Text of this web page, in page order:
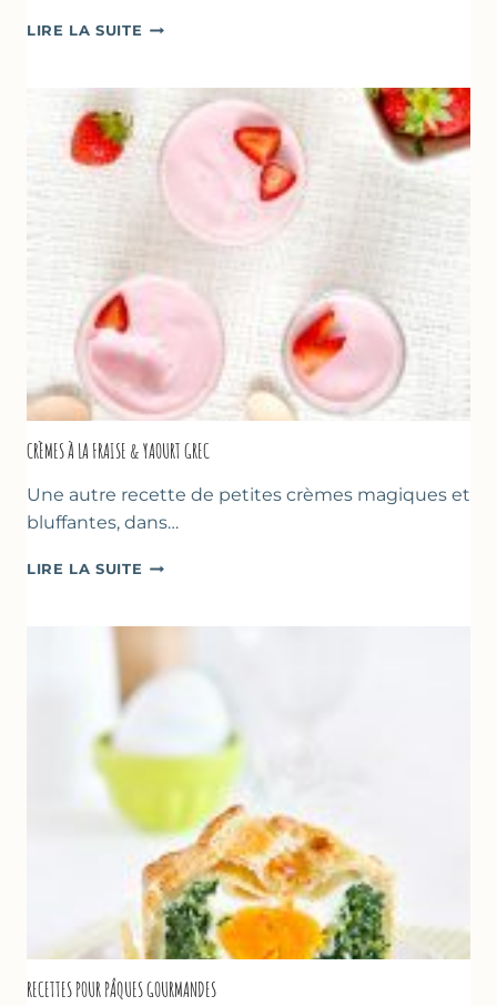
LIRE LA SUITE DESSERTS
POUR
FÊTE
DES
CRÈMES À LA FRAISE & YAOURT GREC
Une autre recette de petites crèmes magiques et
bluffantes, dans…
LIRE LA SUITE CRÈMES
FRAISE
YAOURT
GREC
RECETTES POUR PÂQUES GOURMANDES